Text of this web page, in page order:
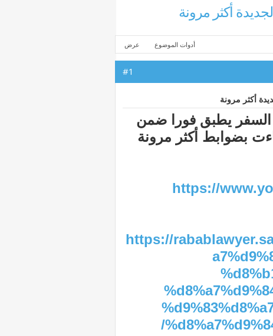
أكثر مرونة
أدوات الموضوع عرض
#1
أكثر مرونة
السفر يطبق فورا ضمن
https://
https://